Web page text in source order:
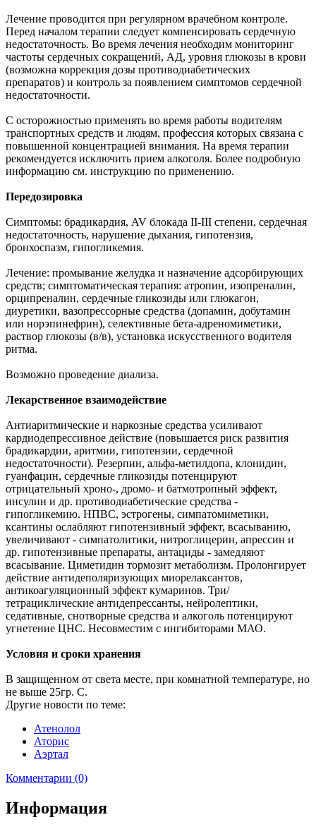
Лечение проводится при регулярном врачебном контроле.
Перед началом терапии следует компенсировать сердечную
недостаточность. Во время лечения необходим мониторинг
частоты сердечных сокращений, АД, уровня глюкозы в крови
(возможна коррекция дозы противодиабетических
препаратов) и контроль за появлением симптомов сердечной
недостаточности.
С осторожностью применять во время работы водителям
транспортных средств и людям, профессия которых связана с
повышенной концентрацией внимания. На время терапии
рекомендуется исключить прием алкоголя. Более подробную
информацию см. инструкцию по применению.
Передозировка
Симптомы: брадикардия, AV блокада II-III степени, сердечная
недостаточность, нарушение дыхания, гипотензия,
бронхоспазм, гипогликемия.
Лечение: промывание желудка и назначение адсорбирующих
средств; симптоматическая терапия: атропин, изопреналин,
орципреналин, сердечные гликозиды или глюкагон,
диуретики, вазопрессорные средства (допамин, добутамин
или норэпинефрин), селективные бета-адреномиметики,
раствор глюкозы (в/в), установка искусственного водителя
ритма.
Возможно проведение диализа.
Лекарственное взаимодействие
Антиаритмические и наркозные средства усиливают
кардиодепрессивное действие (повышается риск развития
брадикардии, аритмии, гипотензии, сердечной
недостаточности). Резерпин, альфа-метилдопа, клонидин,
гуанфацин, сердечные гликозиды потенцируют
отрицательный хроно-, дромо- и батмотропный эффект,
инсулин и др. противодиабетические средства -
гипогликемию. НПВС, эстрогены, симпатомиметики,
ксантины ослабляют гипотензивный эффект, всасыванию,
увеличивают - симпатолитики, нитроглицерин, апрессин и
др. гипотензивные препараты, антациды - замедляют
всасывание. Циметидин тормозит метаболизм. Пролонгирует
действие антидеполяризующих миорелаксантов,
антикоагуляционный эффект кумаринов. Три/
тетрациклические антидепрессанты, нейролептики,
седативные, снотворные средства и алкоголь потенцируют
угнетение ЦНС. Несовместим с ингибиторами МАО.
Условия и сроки хранения
В защищенном от света месте, при комнатной температуре, но
не выше 25гр. С.
Другие новости по теме:
Атенолол
Аторис
Аэртал
Комментарии (0)
Информация